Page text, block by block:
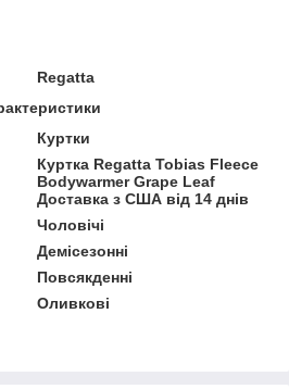
Regatta
Куртки
Куртка Regatta Tobias Fleece
Bodywarmer Grape Leaf
Доставка з США від 14 днів
Чоловічі
Демісезонні
Повсякденні
Оливкові